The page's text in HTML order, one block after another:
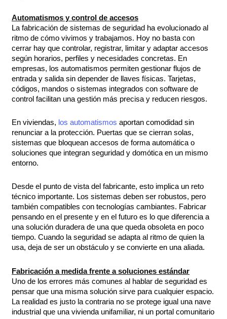
Automatismos y control de accesos
La fabricación de sistemas de seguridad ha evolucionado al
ritmo de cómo vivimos y trabajamos. Hoy no basta con
cerrar hay que controlar, registrar, limitar y adaptar accesos
según horarios, perfiles y necesidades concretas. En
empresas, los automatismos permiten gestionar flujos de
entrada y salida sin depender de llaves físicas. Tarjetas,
códigos, mandos o sistemas integrados con software de
control facilitan una gestión más precisa y reducen riesgos.
En viviendas, los automatismos aportan comodidad sin
renunciar a la protección. Puertas que se cierran solas,
sistemas que bloquean accesos de forma automática o
soluciones que integran seguridad y domótica en un mismo
entorno.
Desde el punto de vista del fabricante, esto implica un reto
técnico importante. Los sistemas deben ser robustos, pero
también compatibles con tecnologías cambiantes. Fabricar
pensando en el presente y en el futuro es lo que diferencia a
una solución duradera de una que queda obsoleta en poco
tiempo. Cuando la seguridad se adapta al ritmo de quien la
usa, deja de ser un obstáculo y se convierte en una aliada.
Fabricación a medida frente a soluciones estándar
Uno de los errores más comunes al hablar de seguridad es
pensar que una misma solución sirve para cualquier espacio.
La realidad es justo la contraria no se protege igual una nave
industrial que una vivienda unifamiliar, ni un portal comunitario